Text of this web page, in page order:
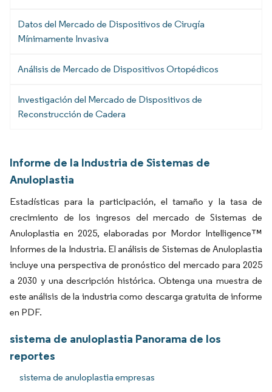
Datos del Mercado de Dispositivos de Cirugía
Mínimamente Invasiva
Análisis de Mercado de Dispositivos Ortopédicos
Investigación del Mercado de Dispositivos de
Reconstrucción de Cadera
Informe de la Industria de Sistemas de
Anuloplastia
Estadísticas para la participación, el tamaño y la tasa de
crecimiento de los ingresos del mercado de Sistemas de
Anuloplastia en 2025, elaboradas por Mordor Intelligence™
Informes de la Industria. El análisis de Sistemas de Anuloplastia
incluye una perspectiva de pronóstico del mercado para 2025
a 2030 y una descripción histórica. Obtenga una muestra de
este análisis de la industria como descarga gratuita de informe
en PDF.
sistema de anuloplastia Panorama de los
reportes
sistema de anuloplastia empresas